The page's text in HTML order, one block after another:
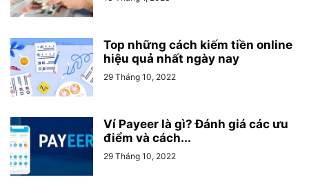
Top những cách kiếm tiền online
hiệu quả nhất ngày nay
29 Tháng 10, 2022
Ví Payeer là gì? Đánh giá các ưu
điểm và cách...
29 Tháng 10, 2022